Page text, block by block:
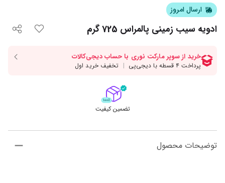
ارسال امروز
ادویه سیب زمینی پالمراس 725 گرم
تضمین کیفیت
توضیحات محصول